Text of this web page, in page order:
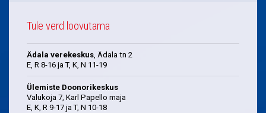
Tule verd loovutama
Ädala verekeskus, Ädala tn 2
E, R 8-16 ja T, K, N 11-19
Ülemiste Doonorikeskus
Valukoja 7, Karl Papello maja
E, K, R 9-17 ja T, N 10-18